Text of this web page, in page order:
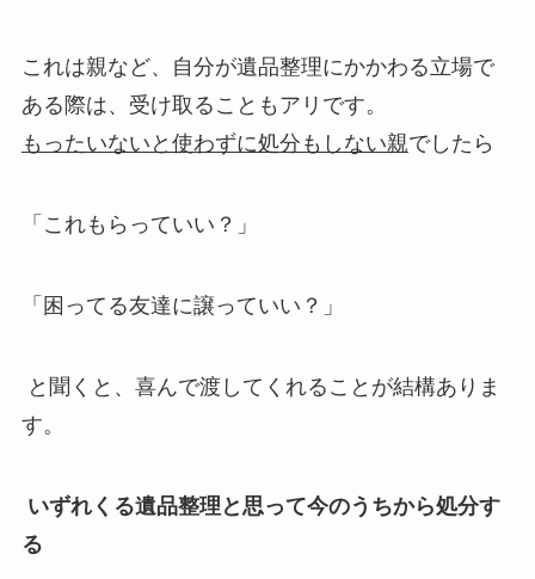
これは親など、自分が遺品整理にかかわる立場で
ある際は、受け取ることもアリです。
もったいないと使わずに処分もしない親でしたら
「これもらっていい？」
「困ってる友達に譲っていい？」
と聞くと、喜んで渡してくれることが結構ありま
す。
いずれくる遺品整理と思って今のうちから処分す
る